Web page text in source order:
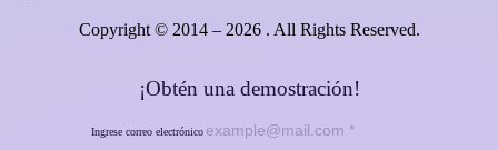
Copyright © 2014 – 2026 . All Rights Reserved.
¡Obtén una demostración!
Ingrese correo electrónico